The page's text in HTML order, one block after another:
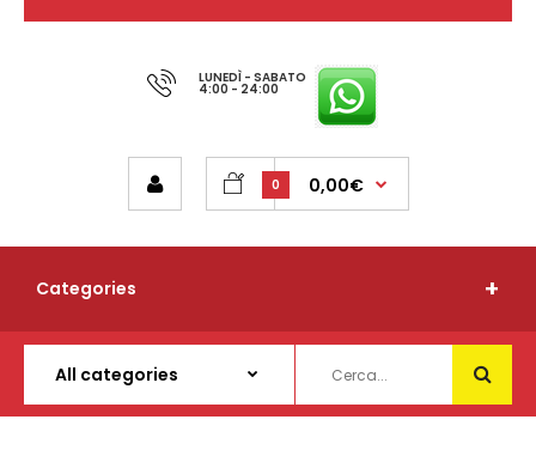
LUNEDÌ - SABATO
4:00 - 24:00
0 0,00€
Categories